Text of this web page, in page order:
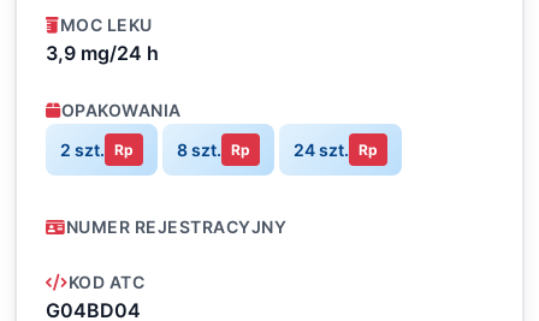
MOC LEKU
3,9 mg/24 h
OPAKOWANIA
2 szt. Rp 8 szt. Rp 24 szt. Rp
NUMER REJESTRACYJNY
KOD ATC
G04BD04